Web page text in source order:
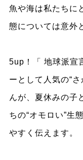
魚や海は私たちに
態については意外
5up！「 地球派宣
ーとして人気の“
んが、夏休みの子
ちの“オモロい”生
やすく伝えます。